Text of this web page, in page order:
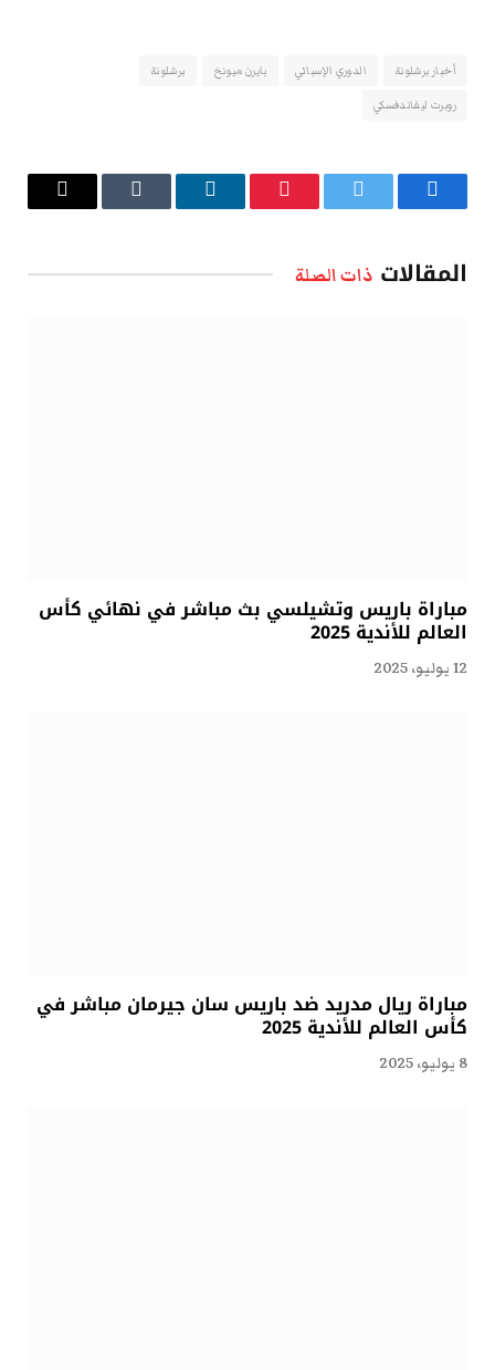
أخبار برشلونة الدوري الإسباني بايرن ميونخ
برشلونة
روبرت ليفاندفسكي
فيسبوك تويتر بينتيريستلينكدإن Tumblr
البريد
المقالات ذات الصلة
مباراة باريس وتشيلسي بث مباشر في نهائي كأس
العالم للأندية 2025
12 يوليو، 2025
مباراة ريال مدريد ضد باريس سان جيرمان مباشر في
كأس العالم للأندية 2025
8 يوليو، 2025